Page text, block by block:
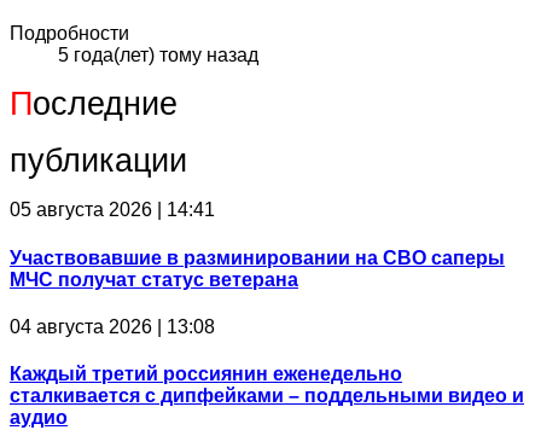
Подробности
5 года(лет) тому назад
Последние
публикации
05 августа 2026 | 14:41
Участвовавшие в разминировании на СВО саперы
МЧС получат статус ветерана
04 августа 2026 | 13:08
Каждый третий россиянин еженедельно
сталкивается с дипфейками – поддельными видео и
аудио